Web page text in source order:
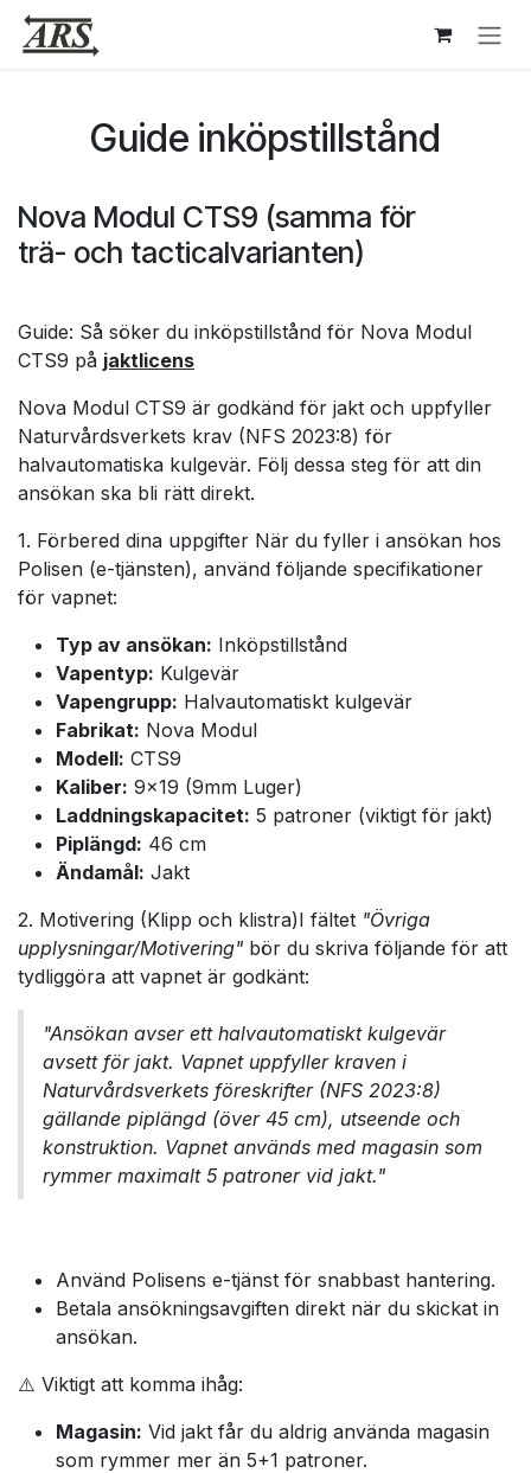
Hoppa till innehåll
Guide inköpstillstånd
Nova Modul CTS9 (samma för
trä- och tacticalvarianten)
Guide: Så söker du inköpstillstånd för Nova Modul
CTS9 på jaktlicens
Nova Modul CTS9 är godkänd för jakt och uppfyller
Naturvårdsverkets krav (NFS 2023:8) för
halvautomatiska kulgevär. Följ dessa steg för att din
ansökan ska bli rätt direkt.
1. Förbered dina uppgifter När du fyller i ansökan hos
Polisen (e-tjänsten), använd följande specifikationer
för vapnet:
Typ av ansökan: Inköpstillstånd
Vapentyp: Kulgevär
Vapengrupp: Halvautomatiskt kulgevär
Fabrikat: Nova Modul
Modell: CTS9
Kaliber: 9x19 (9mm Luger)
Laddningskapacitet: 5 patroner (viktigt för jakt)
Piplängd: 46 cm
Ändamål: Jakt
2. Motivering (Klipp och klistra)I fältet "Övriga
upplysningar/Motivering" bör du skriva följande för att
tydliggöra att vapnet är godkänt:
"Ansökan avser ett halvautomatiskt kulgevär
avsett för jakt. Vapnet uppfyller kraven i
Naturvårdsverkets föreskrifter (NFS 2023:8)
gällande piplängd (över 45 cm), utseende och
konstruktion. Vapnet används med magasin som
rymmer maximalt 5 patroner vid jakt."
Använd Polisens e-tjänst för snabbast hantering.
Betala ansökningsavgiften direkt när du skickat in
ansökan.
⚠️ Viktigt att komma ihåg:
Magasin: Vid jakt får du aldrig använda magasin
som rymmer mer än 5+1 patroner.